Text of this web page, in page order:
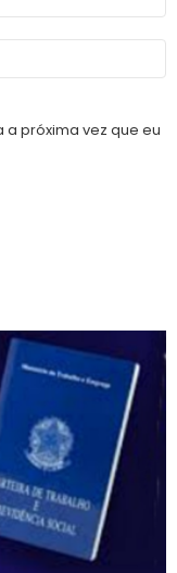
próxima vez que eu